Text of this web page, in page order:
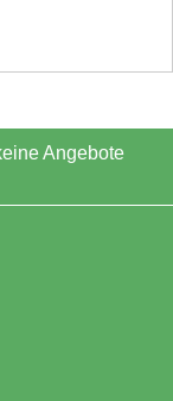
Angebote